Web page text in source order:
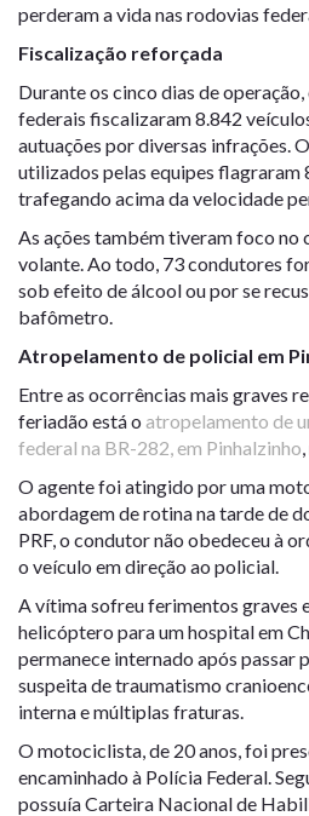
perderam a vida nas rodovias
Fiscalização reforçada
Durante os cinco dias de
federais fiscalizaram 8.842
autuações por diversas infrações.
utilizados pelas equipes flagraram
trafegando acima da velocidade
As ações também tiveram foco no
volante. Ao todo, 73 condutores
sob efeito de álcool ou por se
bafômetro.
Atropelamento de policial em
Entre as ocorrências mais graves
feriadão está o atropelamento de
federal na BR-282, em Pinhalzinho
O agente foi atingido por uma
abordagem de rotina na tarde de
PRF, o condutor não obedeceu à
o veículo em direção ao policial.
A vítima sofreu ferimentos graves
helicóptero para um hospital em
permanece internado após passar
suspeita de traumatismo
interna e múltiplas fraturas.
O motociclista, de 20 anos, foi
encaminhado à Polícia Federal.
possuía Carteira Nacional de